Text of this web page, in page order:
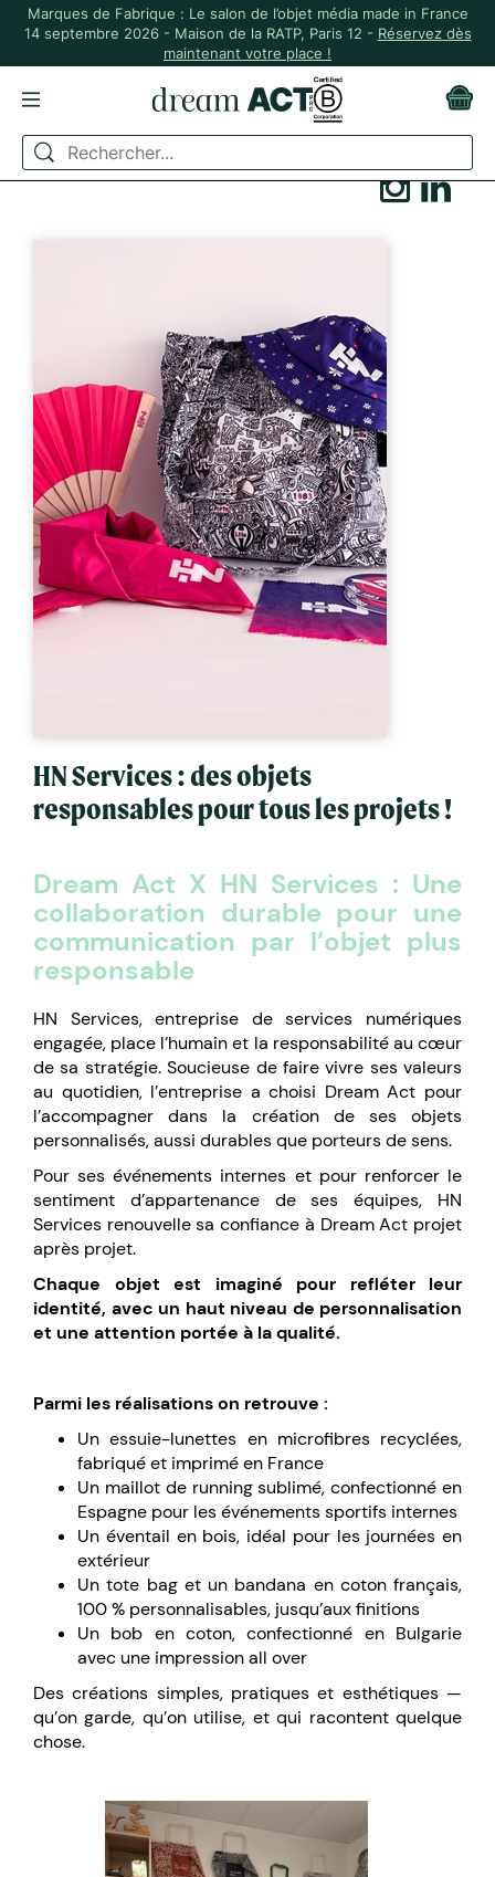
Marques de Fabrique : Le salon de l’objet média made in France
14 septembre 2026 - Maison de la RATP, Paris 12 - Réservez dès
maintenant votre place !
HN Services : des objets
responsables pour tous les projets !
Dream Act X HN Services : Une
collaboration durable pour une
communication par l’objet plus
responsable
HN Services, entreprise de services numériques
engagée, place l’humain et la responsabilité au cœur
de sa stratégie. Soucieuse de faire vivre ses valeurs
au quotidien, l’entreprise a choisi Dream Act pour
l’accompagner dans la création de ses objets
personnalisés, aussi durables que porteurs de sens.
Pour ses événements internes et pour renforcer le
sentiment d’appartenance de ses équipes, HN
Services renouvelle sa confiance à Dream Act projet
après projet.
Chaque objet est imaginé pour refléter leur
identité, avec un haut niveau de personnalisation
et une attention portée à la qualité.
Parmi les réalisations on retrouve :
Un essuie-lunettes en microfibres recyclées,
fabriqué et imprimé en France
Un maillot de running sublimé, confectionné en
Espagne pour les événements sportifs internes
Un éventail en bois, idéal pour les journées en
extérieur
Un tote bag et un bandana en coton français,
100 % personnalisables, jusqu’aux finitions
Un bob en coton, confectionné en Bulgarie
avec une impression all over
Des créations simples, pratiques et esthétiques —
qu’on garde, qu’on utilise, et qui racontent quelque
chose.